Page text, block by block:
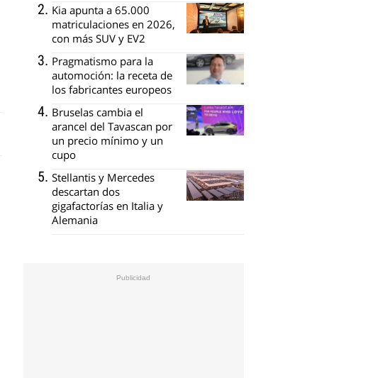
Kia apunta a 65.000
matriculaciones en 2026,
con más SUV y EV2
Pragmatismo para la
automoción: la receta de
los fabricantes europeos
Bruselas cambia el
arancel del Tavascan por
un precio mínimo y un
cupo
Stellantis y Mercedes
descartan dos
gigafactorías en Italia y
Alemania